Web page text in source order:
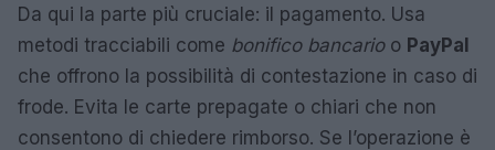
Da qui la parte più cruciale: il pagamento. Usa
metodi tracciabili come bonifico bancarioo PayPal
che offrono la possibilità di contestazione in caso di
frode. Evita le carte prepagate o chiari che non
consentono di chiedere rimborso. Se l’operazione è